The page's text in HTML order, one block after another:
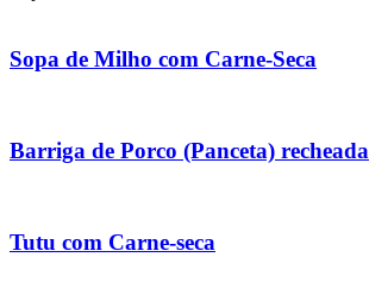
Sopa de Milho com Carne-Seca
Barriga de Porco (Panceta) recheada
Tutu com Carne-seca